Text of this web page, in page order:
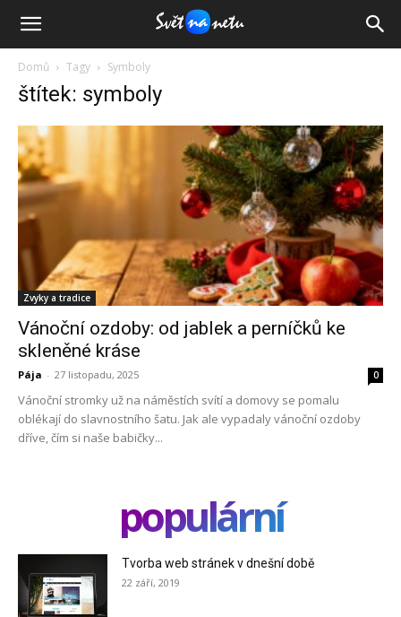
Domů Tagy Symboly
štítek: symboly
Zvyky a tradice
Vánoční ozdoby: od jablek a perníčků ke
skleněné kráse
Pája - 27 listopadu, 2025 0
Vánoční stromky už na náměstích svítí a domovy se pomalu
oblékají do slavnostního šatu. Jak ale vypadaly vánoční ozdoby
dříve, čím si naše babičky...
populární
Tvorba web stránek v dnešní době
22 září, 2019